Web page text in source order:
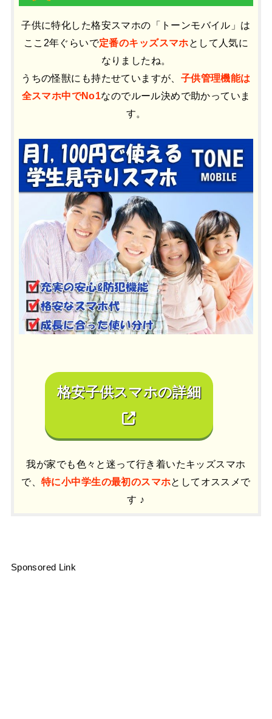
子供に特化した格安スマホの「トーンモバイル」は
ここ2年ぐらいで定番のキッズスマホとして人気に
なりましたね。
うちの怪獣にも持たせていますが、 子供管理機能は
全スマホ中でNo1なのでルール決めで助かっていま
す。
格安子供スマホの詳細
我が家でも色々と迷って行き着いたキッズスマホ
で、特に小中学生の最初のスマホとしてオススメで
す ♪
Sponsored Link